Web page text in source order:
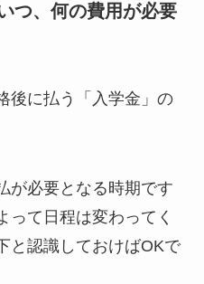
つ、何の費用が必要
後に払う「入学金」の
が必要となる時期です
って日程は変わってく
と認識しておけばOKで